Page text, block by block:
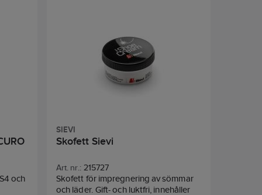
och
SIEVI
Skofett Sievi
Art. nr.: 215727
Skofett för impregnering av sömmar
och läder. Gift- och luktfri, innehåller